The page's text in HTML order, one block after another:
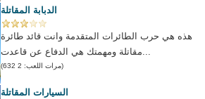
الدبابة المقاتلة
هذه هي حرب الطائرات المتقدمة وانت قائد طائرة
(مرات اللعب: 2 632)
السيارات المقاتلة